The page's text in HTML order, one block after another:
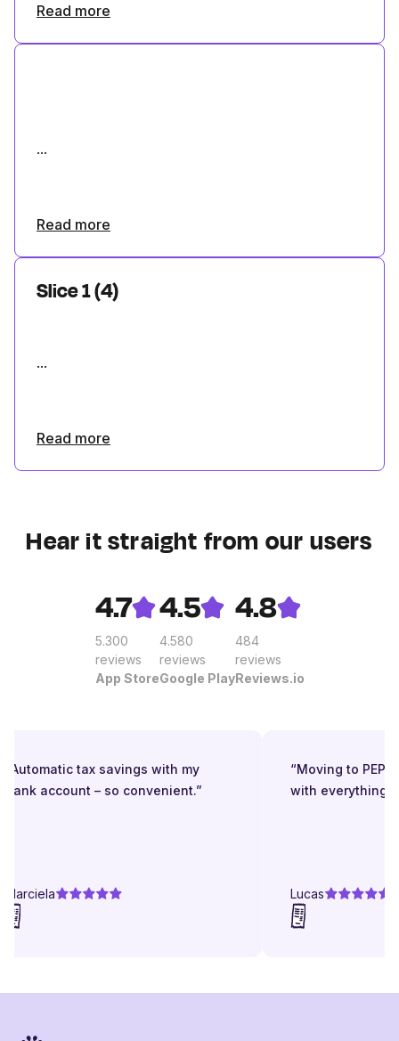
Read more
...
Read more
Slice 1 (4)
...
Read more
Hear it straight from our users
4.7
5.300
reviews
App Store
4.5
4.580
reviews
Google Play
4.8
484
reviews
Reviews.io
tax savings with my
account – so convenient.”
“Moving to
with everything
Lucas